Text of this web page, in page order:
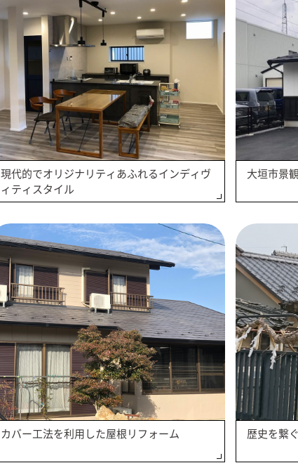
現代的でオリジナリティあふれるインディヴ
ィティスタイル
大垣市景
カバー工法を利用した屋根リフォーム 歴史を繋